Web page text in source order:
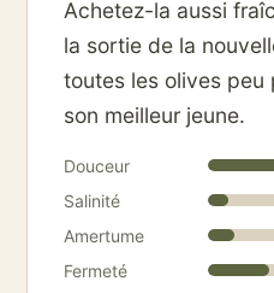
Achetez-la aussi
la sortie de la
toutes les olives peu
son meilleur jeune.
Douceur
Salinité
Amertume
Fermeté